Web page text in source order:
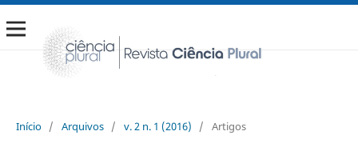
Início / Arquivos / v. 2 n. 1 (2016) / Artigos